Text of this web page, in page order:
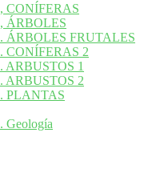
CONÍFERAS
ÁRBOLES
ÁRBOLES FRUTALES
CONÍFERAS 2
ARBUSTOS 1
ARBUSTOS 2
PLANTAS
Geología